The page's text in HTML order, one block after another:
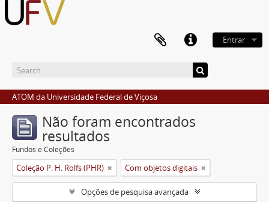
Entrar
ATOM da Universidade Federal de Viçosa
Não foram encontrados
resultados
Fundos e Coleções
Coleção P. H. Rolfs (PHR) Com objetos digitais
Opções de pesquisa avançada